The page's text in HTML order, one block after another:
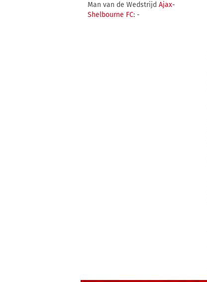
Man van de Wedstrijd Ajax-
Shelbourne FC: -